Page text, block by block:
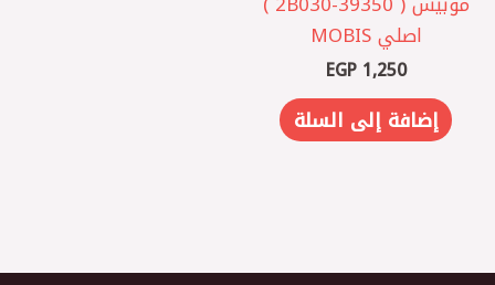
اصلي MOBIS
EGP1,250
إضافة إلى السلة